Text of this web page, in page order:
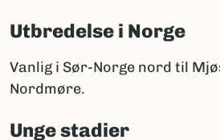
Utbredelse i Norge
Vanlig i Sør-Norge nord til
Nordmøre.
Unge stadier